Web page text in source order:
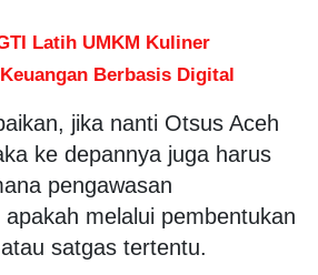
Latih UMKM Kuliner
Berbasis Digital
jika nanti Otsus Aceh
ke depannya juga harus
pengawasan
melalui pembentukan
satgas tertentu.